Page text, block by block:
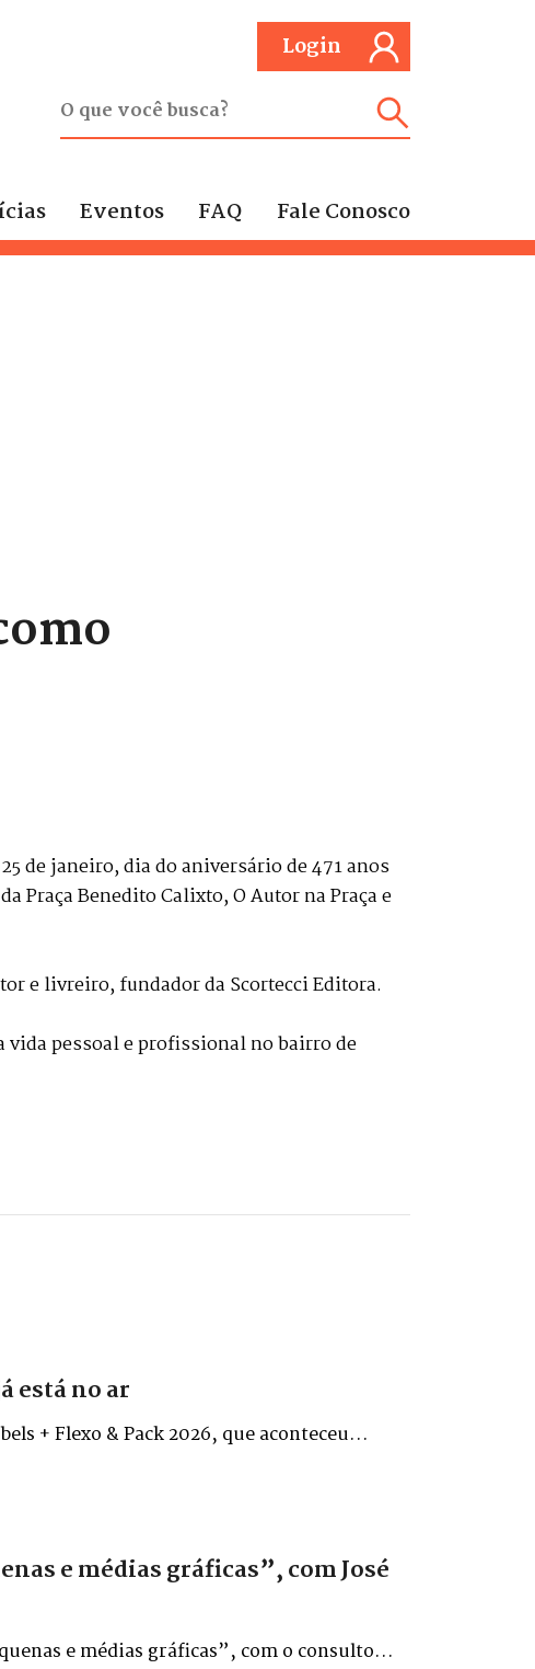
Login
Eventos FAQ Fale Conosco
de janeiro, dia do aniversário de 471 anos
Praça Benedito Calixto, O Autor na Praça e
e livreiro, fundador da Scortecci Editora.
vida pessoal e profissional no bairro de
está no ar
+ Flexo & Pack 2026, que aconteceu
e médias gráficas”, com José
e médias gráficas”, com o consultor